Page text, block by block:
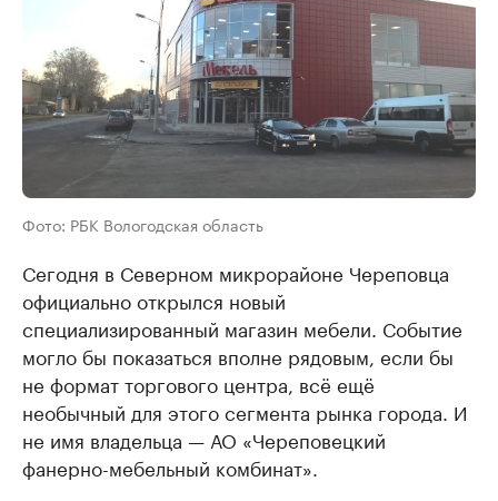
Фото: РБК Вологодская область
Сегодня в Северном микрорайоне Череповца
официально открылся новый
специализированный магазин мебели. Событие
могло бы показаться вполне рядовым, если бы
не формат торгового центра, всё ещё
необычный для этого сегмента рынка города. И
не имя владельца — АО «Череповецкий
фанерно-мебельный комбинат».